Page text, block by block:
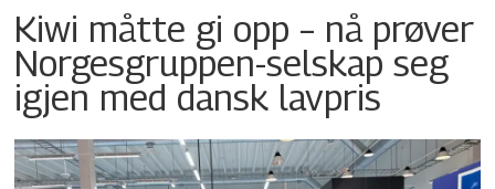
Kiwi måtte gi opp – nå prøver
Norgesgruppen-selskap seg
igjen med dansk lavpris